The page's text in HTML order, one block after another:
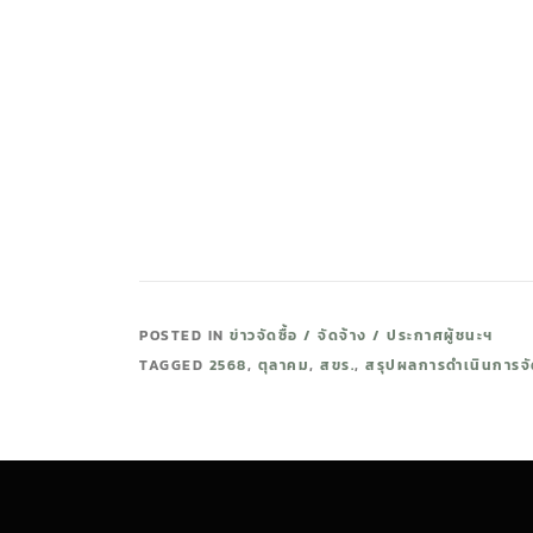
POSTED IN ข่าวจัดซื้อ / จัดจ้าง / ประกาศผู้ชนะฯ
TAGGED 2568, ตุลาคม, สขร., สรุปผลการดำเนินการ